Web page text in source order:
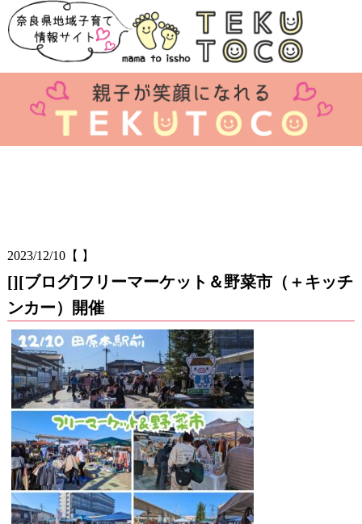
2023/12/10【 】
[][ブログ]フリーマーケット＆野菜市（＋キッチ
ンカー）開催